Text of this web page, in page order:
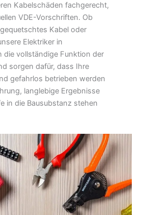
Kabelschäden fachgerecht,
VDE-Vorschriften. Ob
Kabel oder
Elektriker in
die vollständige Funktion der
sorgen dafür, dass Ihre
gefahrlos betrieben werden
langlebige Ergebnisse
in die Bausubstanz stehen